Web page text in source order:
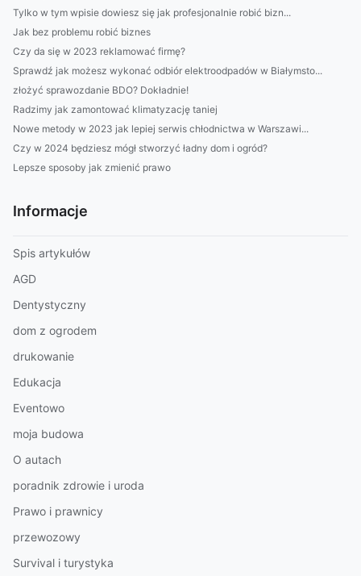
Tylko w tym wpisie dowiesz się jak profesjonalnie robić bizn...
Jak bez problemu robić biznes
Czy da się w 2023 reklamować firmę?
Sprawdź jak możesz wykonać odbiór elektroodpadów w Białymsto...
złożyć sprawozdanie BDO? Dokładnie!
Radzimy jak zamontować klimatyzację taniej
Nowe metody w 2023 jak lepiej serwis chłodnictwa w Warszawi...
Czy w 2024 będziesz mógł stworzyć ładny dom i ogród?
Lepsze sposoby jak zmienić prawo
Informacje
Spis artykułów
AGD
Dentystyczny
dom z ogrodem
drukowanie
Edukacja
Eventowo
moja budowa
O autach
poradnik zdrowie i uroda
Prawo i prawnicy
przewozowy
Survival i turystyka